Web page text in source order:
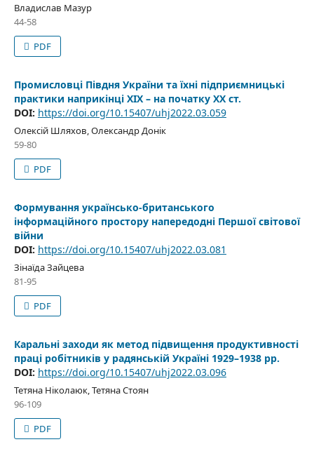
Владислав Мазур
44-58
PDF
Промисловці Півдня України та їхні підприємницькі
практики наприкінці ХІХ – на початку ХХ ст.
DOI: https://doi.org/10.15407/uhj2022.03.059
Олексій Шляхов, Олександр Донік
59-80
PDF
Формування українсько-британського
інформаційного простору напередодні Першої світової
війни
DOI: https://doi.org/10.15407/uhj2022.03.081
Зінаїда Зайцева
81-95
PDF
Каральні заходи як метод підвищення продуктивності
праці робітників у радянській Україні 1929–1938 рр.
DOI: https://doi.org/10.15407/uhj2022.03.096
Тетяна Ніколаюк, Тетяна Стоян
96-109
PDF